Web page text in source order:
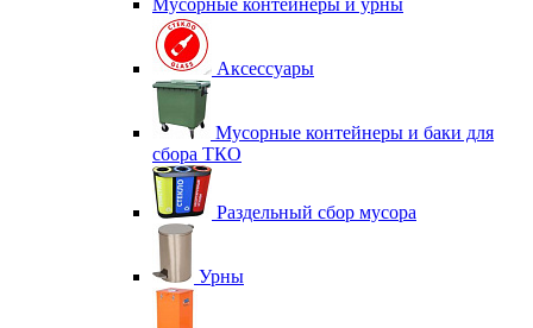
Мусорные контейнеры и урны
Аксессуары
Мусорные контейнеры и баки для
сбора ТКО
Раздельный сбор мусора
Урны